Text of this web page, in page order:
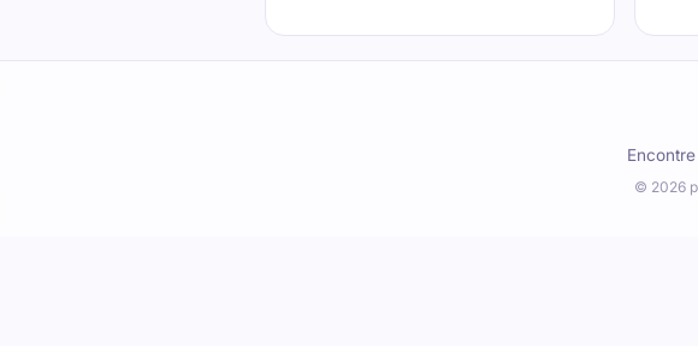
© 2026